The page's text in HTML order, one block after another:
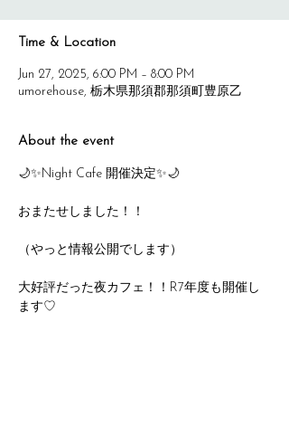
Time & Location
Jun 27, 2025, 6:00 PM – 8:00 PM
umorehouse, 栃木県那須郡那須町豊原乙
About the event
🌙✨Night Cafe 開催決定✨🌙
おまたせしました！！
（やっと情報公開でします）
大好評だった夜カフェ！！R7年度も開催し
ます♡